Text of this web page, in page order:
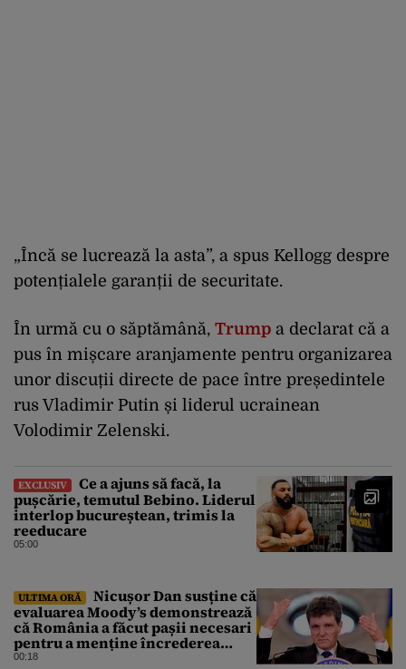
„Încă se lucrează la asta”, a spus Kellogg despre
potențialele garanții de securitate.
În urmă cu o săptămână, Trump a declarat că a
pus în mișcare aranjamente pentru organizarea
unor discuții directe de pace între președintele
rus Vladimir Putin și liderul ucrainean
Volodimir Zelenski.
EXCLUSIV
Ce a ajuns să facă, la
pușcărie, temutul Bebino. Liderul
interlop bucureștean, trimis la
reeducare
05:00
ULTIMA ORĂ
Nicușor Dan susține că
evaluarea Moody’s demonstrează
că România a făcut pașii necesari
pentru a menține încrederea
investitorilor: „Totuși,
00:18